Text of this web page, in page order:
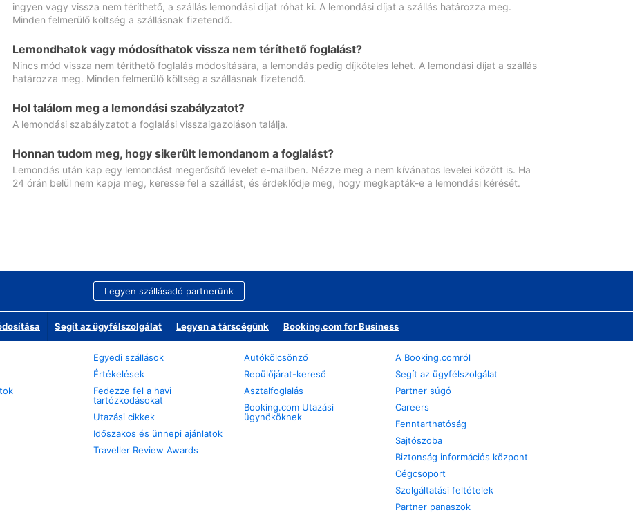
ingyen vagy vissza nem téríthető, a szállás lemondási díjat róhat ki. A lemondási díjat a szállás határozza meg.
Minden felmerülő költség a szállásnak fizetendő.
Lemondhatok vagy módosíthatok vissza nem téríthető foglalást?
Nincs mód vissza nem téríthető foglalás módosítására, a lemondás pedig díjköteles lehet. A lemondási díjat a szállás
határozza meg. Minden felmerülő költség a szállásnak fizetendő.
Hol találom meg a lemondási szabályzatot?
A lemondási szabályzatot a foglalási visszaigazoláson találja.
Honnan tudom meg, hogy sikerült lemondanom a foglalást?
Lemondás után kap egy lemondást megerősítő levelet e-mailben. Nézze meg a nem kívánatos levelei között is. Ha
24 órán belül nem kapja meg, keresse fel a szállást, és érdeklődje meg, hogy megkapták-e a lemondási kérését.
Legyen szállásadó partnerünk
Segít az ügyfélszolgálat Legyen a társcégünk Booking.com for Business
Egyedi szállások
Értékelések
Fedezze fel a havi
tartózkodásokat
Utazási cikkek
Időszakos és ünnepi ajánlatok
Traveller Review Awards
Autókölcsönző
Repülőjárat-kereső
Asztalfoglalás
Booking.com Utazási
ügynököknek
A Booking.comról
Segít az ügyfélszolgálat
Partner súgó
Careers
Fenntarthatóság
Sajtószoba
Biztonság információs központ
Cégcsoport
Szolgáltatási feltételek
Partner panaszok